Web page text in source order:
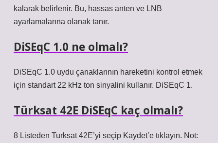
kalarak belirlenir. Bu, hassas anten ve LNB
ayarlamalarına olanak tanır.
DiSEqC 1.0 ne olmalı?
DiSEqC 1.0 uydu çanaklarının hareketini kontrol etmek
için standart 22 kHz ton sinyalini kullanır. DiSEqC 1.
Türksat 42E DiSEqC kaç olmalı?
8 Listeden Turksat 42E’yi seçip Kaydet’e tıklayın. Not: